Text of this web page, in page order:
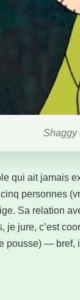
Shaggy
qui ait jamais
personnes
Sa relation
je jure, c’est
pousse) —